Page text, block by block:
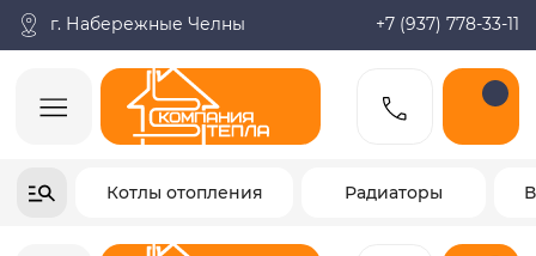
г. Набережные Челны
Котлы отопления Радиаторы Водонагреватели
+7-937-778-33-11